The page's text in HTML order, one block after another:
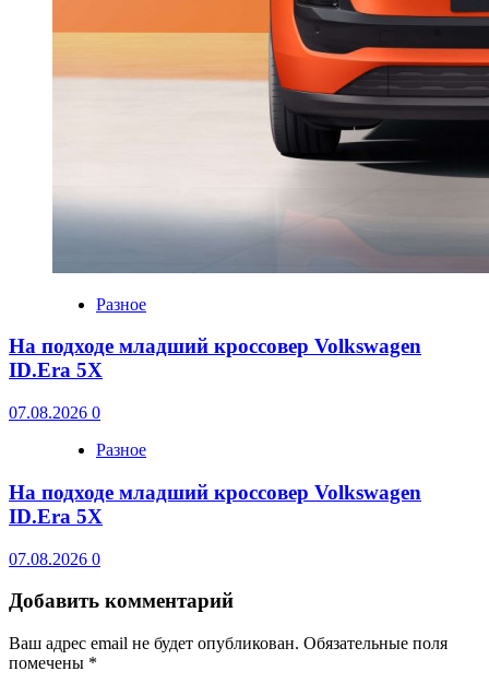
Разное
На подходе младший кроссовер Volkswagen
ID.Era 5X
07.08.2026 0
Разное
На подходе младший кроссовер Volkswagen
ID.Era 5X
07.08.2026 0
Добавить комментарий
Ваш адрес email не будет опубликован. Обязательные поля
помечены *